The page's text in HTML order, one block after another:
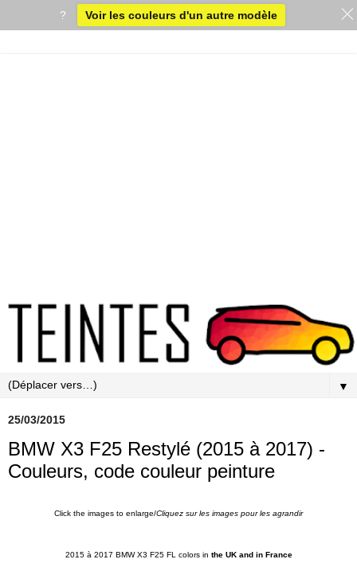
▼
25/03/2015
BMW X3 F25 Restylé (2015 à 2017) -
Couleurs, code couleur peinture
Click the images to enlarge/Cliquez sur les images pour les agrandir
2015 à 2017 BMW X3 F25 FL colors in the UK and in France
? Voir les couleurs d'un autre modèle